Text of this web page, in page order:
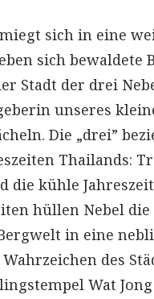
sich in eine
sich bewaldete
Stadt der drei
unseres
Die „drei”
Thailands:
die kühle
hüllen Nebel die
in eine
des
Wat